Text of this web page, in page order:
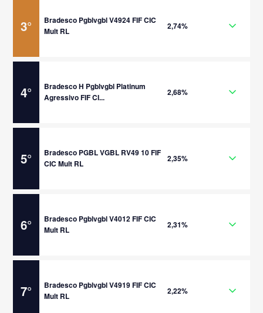
3°
Bradesco Pgblvgbl V4924 FIF CIC
Mult RL
2,74%
4°
Bradesco H Pgblvgbl Platinum
Agressivo FIF CI...
2,68%
5°
Bradesco PGBL VGBL RV49 10 FIF
CIC Mult RL
2,35%
6°
Bradesco Pgblvgbl V4012 FIF CIC
Mult RL
2,31%
7°
Bradesco Pgblvgbl V4919 FIF CIC
Mult RL
2,22%